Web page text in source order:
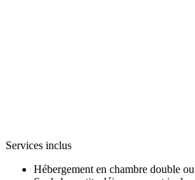
Services inclus
Hébergement en chambre double